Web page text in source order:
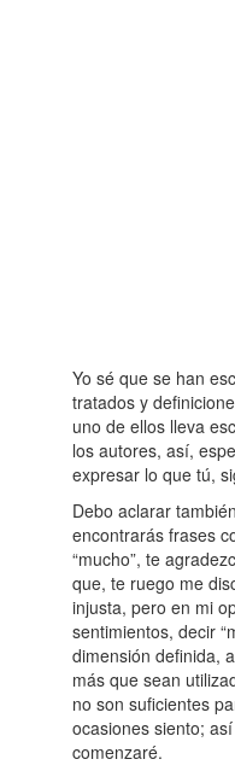
Yo sé que se han
tratados y
uno de ellos lleva
los autores, así,
expresar lo que tú,
Debo aclarar
encontrarás frases
“mucho”, te
que, te ruego me
injusta, pero en mi
sentimientos, decir
dimensión definida,
más que sean
no son suficientes
ocasiones siento;
comenzaré.